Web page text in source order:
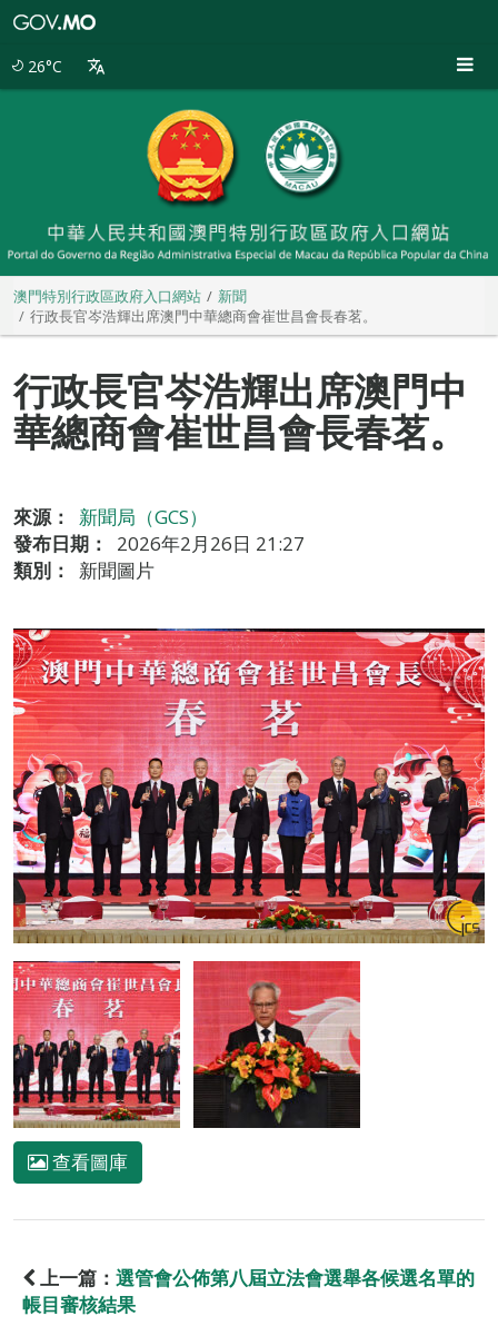
26°C
澳門特別行政區政府入口網站
新聞
行政長官岑浩輝出席澳門中華總商會崔世昌會長春茗。
行政長官岑浩輝出席澳門中
華總商會崔世昌會長春茗。
來源：
新聞局（GCS）
發布日期：
2026年2月26日 21:27
類別：
新聞圖片
查看圖庫
上一篇： 選管會公佈第八屆立法會選舉各候選名單的
帳目審核結果